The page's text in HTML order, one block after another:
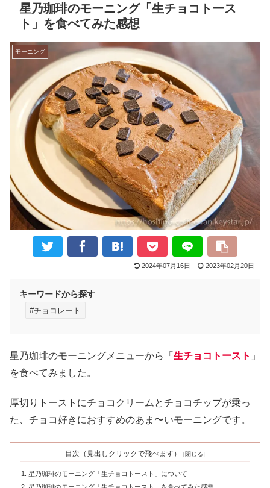
星乃珈琲のモーニング「生チョコトース
ト」を食べてみた感想
モーニング
2024年07月16日 2023年02月20日
キーワードから探す
#チョコレート
星乃珈琲のモーニングメニューから「 生チョコトースト 」
を食べてみました。
厚切りトーストにチョコクリームとチョコチップが乗っ
た、チョコ好きにおすすめのあま〜いモーニングです。
目次（見出しクリックで飛べます）
星乃珈琲のモーニング「生チョコトースト」について